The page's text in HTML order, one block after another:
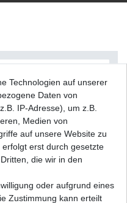
GSX-R 600 B2 2004 - 2005
Technologien auf unserer
Daten von
IP-Adresse), um z.B.
Medien von
auf unsere Website zu
erst durch gesetzte
die wir in den
oder aufgrund eines
Zustimmung kann erteilt